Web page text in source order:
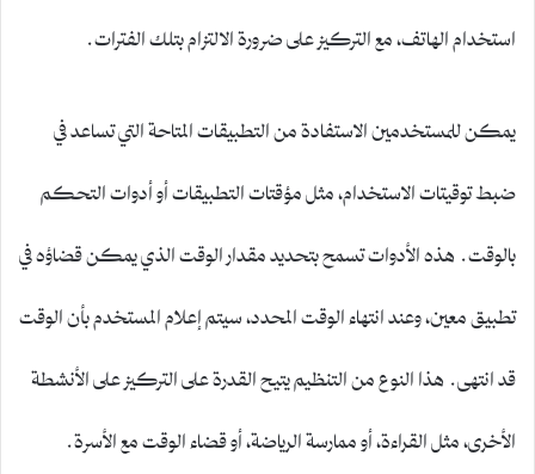
استخدام الهاتف، مع التركيز على ضرورة الالتزام بتلك الفترات.
يمكن للمستخدمين الاستفادة من التطبيقات المتاحة التي تساعد في
ضبط توقيتات الاستخدام، مثل مؤقتات التطبيقات أو أدوات التحكم
بالوقت. هذه الأدوات تسمح بتحديد مقدار الوقت الذي يمكن قضاؤه في
تطبيق معين، وعند انتهاء الوقت المحدد، سيتم إعلام المستخدم بأن الوقت
قد انتهى. هذا النوع من التنظيم يتيح القدرة على التركيز على الأنشطة
الأخرى، مثل القراءة، أو ممارسة الرياضة، أو قضاء الوقت مع الأسرة.